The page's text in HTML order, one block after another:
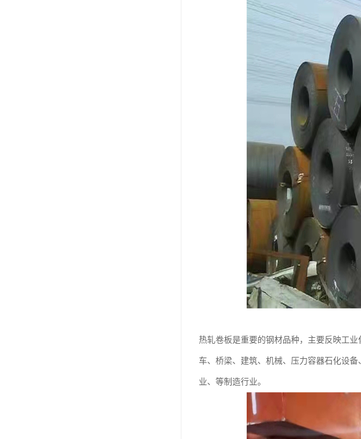
热轧卷板是重要的钢材品种，主要反映工
车、桥梁、建筑、机械、压力容器石化设
业、等制造行业。